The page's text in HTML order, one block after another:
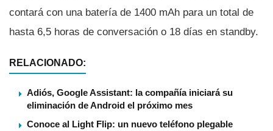
contará con una baterí­a de 1400 mAh para un total de
hasta 6,5 horas de conversación o 18 dí­as en standby.
RELACIONADO:
Adiós, Google Assistant: la compañía iniciará su
eliminación de Android el próximo mes
Conoce al Light Flip: un nuevo teléfono plegable